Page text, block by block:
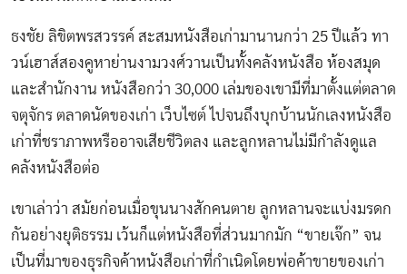
ธงชัย ลิขิตพรสวรรค์ สะสมหนังสือเก่ามานานกว่า 25 ปีแล้ว ทา
วน์เฮาส์สองคูหาย่านงามวงศ์วานเป็นทั้งคลังหนังสือ ห้องสมุด
และสำนักงาน หนังสือกว่า 30,000 เล่มของเขามีที่มาตั้งแต่ตลาด
จตุจักร ตลาดนัดของเก่า เว็บไซต์ ไปจนถึงบุกบ้านนักเลงหนังสือ
เก่าที่ชราภาพหรืออาจเสียชีวิตลง และลูกหลานไม่มีกำลังดูแล
คลังหนังสือต่อ
เขาเล่าว่า สมัยก่อนเมื่อขุนนางสักคนตาย ลูกหลานจะแบ่งมรดก
กันอย่างยุติธรรม เว้นก็แต่หนังสือที่ส่วนมากมัก “ขายเจ๊ก” จน
เป็นที่มาของธุรกิจค้าหนังสือเก่าที่กำเนิดโดยพ่อค้าขายของเก่า